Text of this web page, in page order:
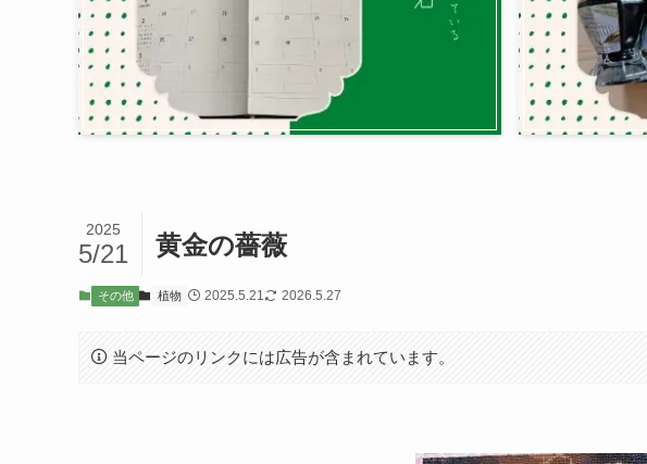
黄金の薔薇
2025
5/21
その他 植物 2025.5.21 2026.5.27
当ページのリンクには広告が含まれています。